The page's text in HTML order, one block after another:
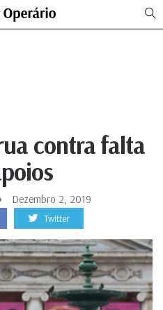
contra falta
Dezembro 2, 2019
Twitter